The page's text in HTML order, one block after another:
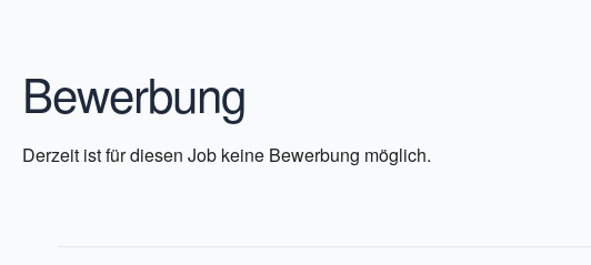
Bewerbung
Derzeit ist für diesen Job keine Bewerbung möglich.